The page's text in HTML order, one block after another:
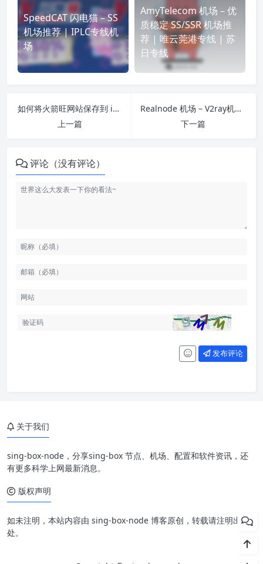
SpeedCAT 闪电猫 – SS
机场推荐 | IPLC专线机
场
AmyTelecom 机场 – 优
质稳定 SS/SSR 机场推
荐 | 唯云莞港专线 | 苏
日专线
如何将火箭旺网站保存到 iOS 桌面？
上一篇
Realnode 机场 – V2ray机场推荐 | 中转机场
下一篇
评论（没有评论）
发布评论
关于我们
sing-box-node，分享sing-box 节点、机场、配置和软件资讯，还
有更多科学上网最新消息。
版权声明
如未注明，本站内容由 sing-box-node 博客原创，转载请注明出
处。